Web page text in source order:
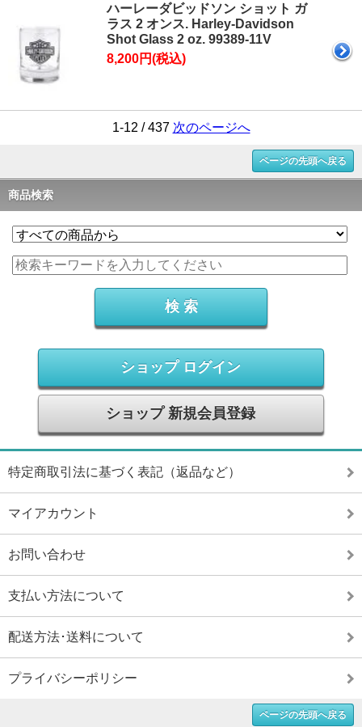
ハーレーダビッドソン ショット ガ
ラス 2 オンス. Harley-Davidson
Shot Glass 2 oz. 99389-11V
8,200円(税込)
1-12 / 437 次のページへ
ページの先頭へ戻る
商品検索
ショップ ログイン
ショップ 新規会員登録
特定商取引法に基づく表記（返品など）
マイアカウント
お問い合わせ
支払い方法について
配送方法･送料について
プライバシーポリシー
ページの先頭へ戻る